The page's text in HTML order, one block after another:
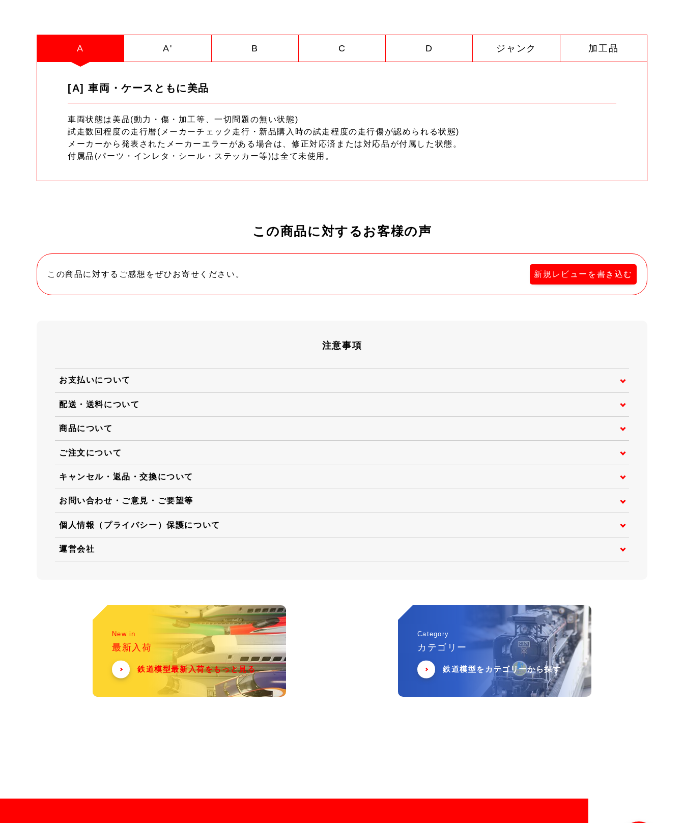
A A' B C D ジャンク 加工品
[A] 車両・ケースともに美品
車両状態は美品(動力・傷・加工等、一切問題の無い状態)
試走数回程度の走行暦(メーカーチェック走行・新品購入時の試走程度の走行傷が認められる状態)
メーカーから発表されたメーカーエラーがある場合は、修正対応済または対応品が付属した状態。
付属品(パーツ・インレタ・シール・ステッカー等)は全て未使用。
この商品に対するお客様の声
この商品に対するご感想をぜひお寄せください。 新規レビューを書き込む
注意事項
お支払いについて
配送・送料について
商品について
ご注文について
キャンセル・返品・交換について
お問い合わせ・ご意見・ご要望等
個人情報（プライバシー）保護について
運営会社
New in
最新入荷
鉄道模型最新入荷をもっと見る
Category
カテゴリー
鉄道模型をカテゴリーから探す